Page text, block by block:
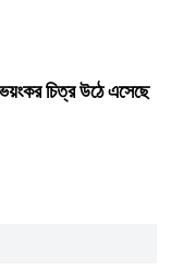
ভয়ংকর চিত্র উঠে এসেছে